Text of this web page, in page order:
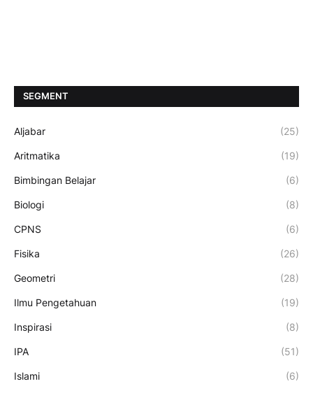
SEGMENT
Aljabar (25)
Aritmatika (19)
Bimbingan Belajar (6)
Biologi (8)
CPNS (6)
Fisika (26)
Geometri (28)
Ilmu Pengetahuan (19)
Inspirasi (8)
IPA (51)
Islami (6)